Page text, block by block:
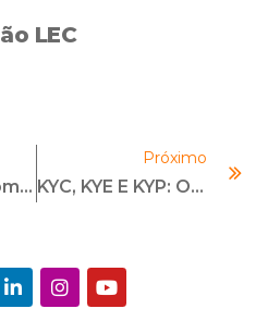
LEC
Compliance Como Ferramenta Para Combater O Greenwashing
Próximo
KYC, KYE E KYP: O Papel Do Compliance Nas Relações Empresariais